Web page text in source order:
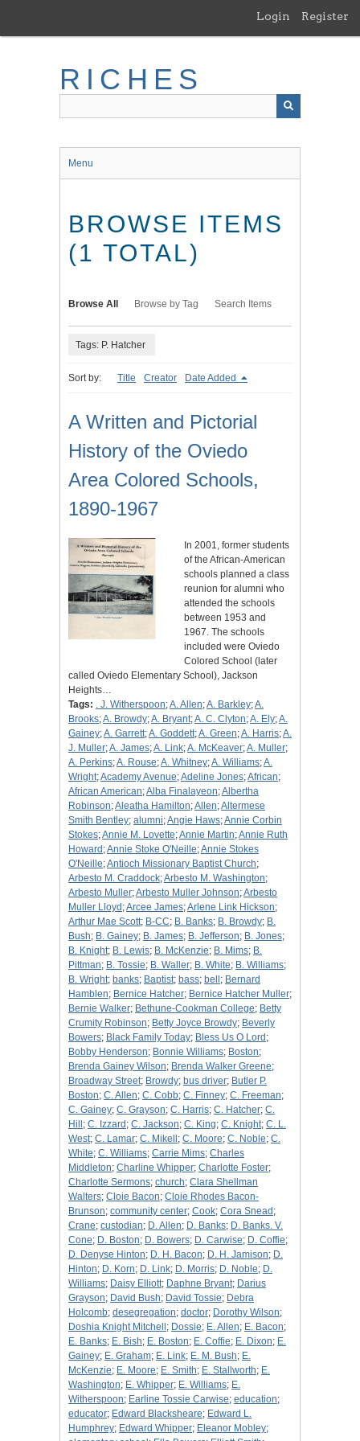
main
Login Register
RICHES
Menu
BROWSE ITEMS
(1 TOTAL)
Browse All Browse by Tag Search Items
Tags: P. Hatcher
Sort by: Title Creator Date Added
A Written and Pictorial
History of the Oviedo
Area Colored Schools,
1890-1967
In 2001, former students
of the African-American
schools planned a class
reunion for alumni who
attended the schools
between 1953 and
1967. The schools
included were Oviedo
Colored School (later
called Oviedo Elementary School), Jackson
Heights…
Tags: . J. Witherspoon;A. Allen;A. Barkley;A.
Brooks;A. Browdy;A. Bryant;A. C. Clyton;A. Ely;A.
Gainey;A. Garrett;A. Goddett;A. Green;A. Harris;A.
J. Muller;A. James;A. Link;A. McKeaver;A. Muller;
A. Perkins;A. Rouse;A. Whitney;A. Williams;A.
Wright;Academy Avenue;Adeline Jones;African;
African American;Alba Finalayeon;Albertha
Robinson;Aleatha Hamilton;Allen;Altermese
Smith Bentley; alumni;Angie Haws;Annie Corbin
Stokes;Annie M. Lovette;Annie Martin;Annie Ruth
Howard ;Annie Stoke O'Neille;Annie Stokes
O'Neille;Antioch Missionary Baptist Church;
Arbesto M. Craddock;Arbesto M. Washington;
Arbesto Muller;Arbesto Muller Johnson;Arbesto
Muller Lloyd ;Arcee James;Arlene Link Hickson;
Arthur Mae Scott; B-CC; B. Banks; B. Browdy; B.
Bush; B. Gainey; B. James; B. Jefferson; B. Jones;
B. Knight; B. Lewis; B. McKenzie; B. Mims; B.
Pittman; B. Tossie; B. Waller; B. White; B. Williams;
B. Wright; banks; Baptist; bass; bell ; Bernard
Hamblen; Bernice Hatcher; Bernice Hatcher Muller;
Bernie Walker; Bethune-Cookman College; Betty
Crumity Robinson; Betty Joyce Browdy; Beverly
Bowers; Black Family Today; Bless Us O Lord ;
Bobby Henderson; Bonnie Williams; Boston;
Brenda Gainey Wilson; Brenda Walker Greene;
Broadway Street; Browdy; bus driver; Butler P.
Boston; C. Allen; C. Cobb; C. Finney; C. Freeman;
C. Gainey; C. Grayson; C. Harris; C. Hatcher; C.
Hill ; C. Izzard ; C. Jackson; C. King; C. Knight; C. L.
West; C. Lamar; C. Mikell ; C. Moore; C. Noble; C.
White; C. Williams; Carrie Mims; Charles
Middleton; Charline Whipper; Charlotte Foster;
Charlotte Sermons; church; Clara Shellman
Walters; Cloie Bacon; Cloie Rhodes Bacon-
Brunson; community center; Cook; Cora Snead ;
Crane; custodian; D. Allen; D. Banks; D. Banks. V.
Cone; D. Boston; D. Bowers; D. Carwise; D. Coffie;
D. Denyse Hinton; D. H. Bacon; D. H. Jamison; D.
Hinton; D. Korn; D. Link; D. Morris; D. Noble; D.
Williams; Daisy Elliott; Daphne Bryant; Darius
Grayson; David Bush; David Tossie; Debra
Holcomb; desegregation; doctor; Dorothy Wilson;
Doshia Knight Mitchell ; Dossie; E. Allen; E. Bacon;
E. Banks; E. Bish; E. Boston; E. Coffie; E. Dixon; E.
Gainey; E. Graham; E. Link; E. M. Bush; E.
McKenzie; E. Moore; E. Smith; E. Stallworth; E.
Washington; E. Whipper; E. Williams; E.
Witherspoon; Earline Tossie Carwise; education;
educator; Edward Blacksheare; Edward L.
Humphrey; Edward Whipper; Eleanor Mobley;